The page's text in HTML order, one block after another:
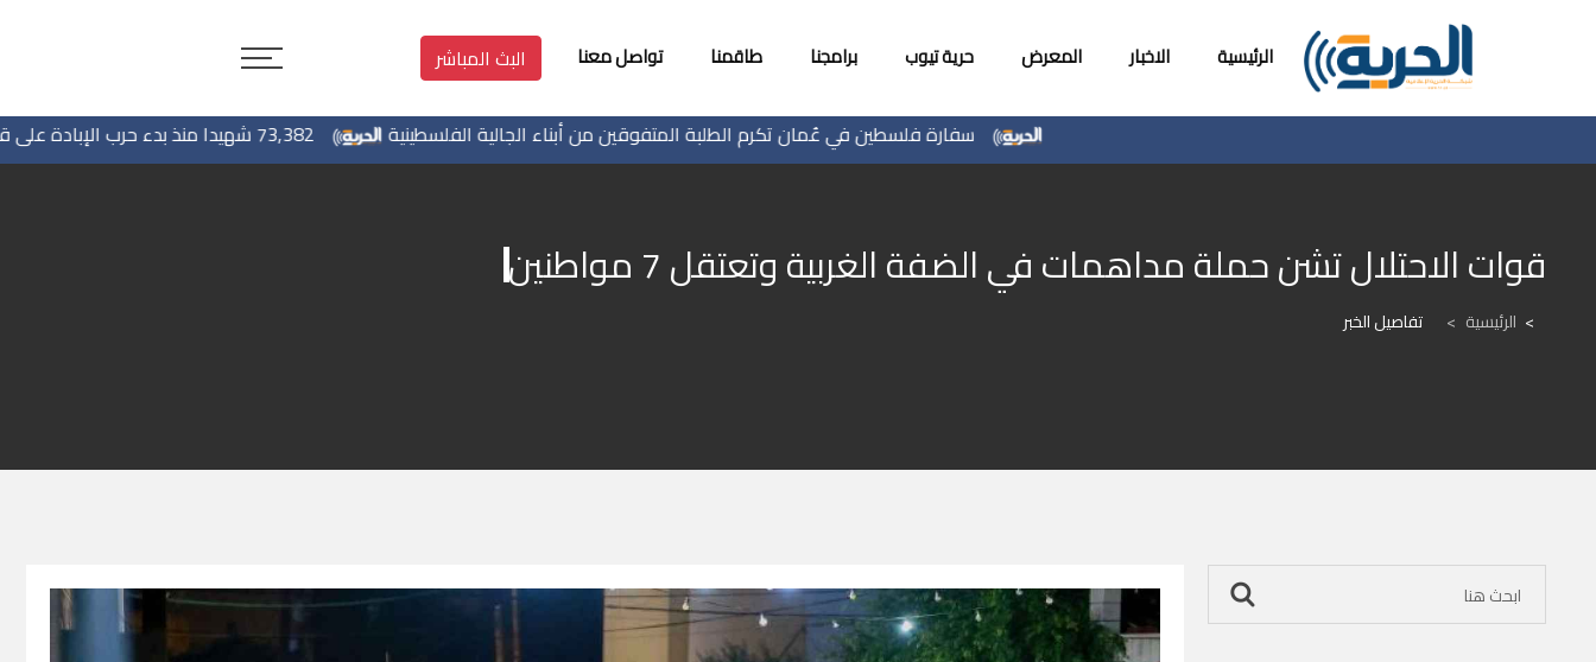
الرئيسية الاخبار المعرض حرية تيوب برامجنا طاقمنا تواصل معنا البث المباشر
73,382 شهيدا منذ بدء حرب الإبادة على قطاع غزة سفارة فلسطين في عُمان تكرم الطلبة المتفوقين من أبناء الجالية الفلسطينية
قوات الاحتلال تشن حملة مداهمات في الضفة الغربية وتعتقل 7 مواطنين
الرئيسية > تفاصيل الخبر